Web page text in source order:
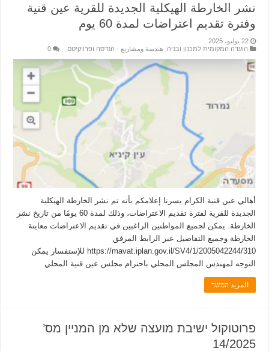
نشر الخارطة الهيكلية الجديدة للقرية عين قنية
وفترة تقديم اعتراضات لمدة 60 يوم
22 يوليو، 2025
הועדה המקומית לתכנון ובניה
هندسة ومشاريع - הנדסה ופרויקיטם 0
أهالي عين قنية الكرام يسرنا إعلامكم بأنه تم نشر الخارطة الهيكلية
الجديدة للقرية لفترة تقديم الاعتراضات، وذلك لمدة 60 يومًا من تاريخ نشر
الخارطة. يمكن لجميع المواطنين الراغبين في تقديم الاعتراضات معاينة
الخارطة وجميع التفاصيل عبر الرابط المرفق
https://mavat.iplan.gov.il/SV4/1/2005042244/310 للإستفسار يمكن
التوجه لمهندس المجلس المحلي باحترام مجلس عين قنية المحلي
المزيد המשך
פרוטוקול ישיבת מועצה שלא מן המניין מס’
14/2025